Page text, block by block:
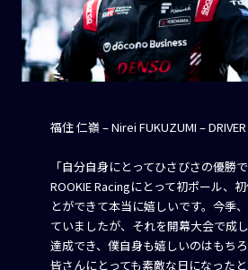
福住 仁嶺 – Nirei FUKUZUMI – DRIVER
「自分自身にとってひさびさの優勝
ROOKIE Racingにとって初ポール、
とができて本当に嬉しいです。今季
ていましたが、それを開幕大会で成
達成でき、僕自身も嬉しいのはもち
皆さんにとっても素敵な日になった